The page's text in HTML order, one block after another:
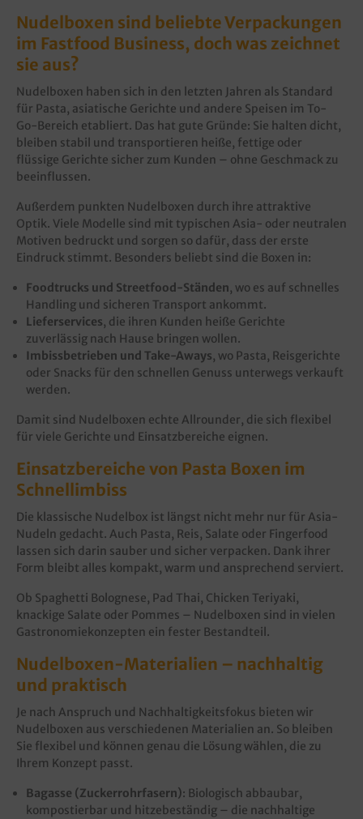
Nudelboxen sind beliebte Verpackungen
im Fastfood Business, doch was zeichnet
sie aus?
Nudelboxen haben sich in den letzten Jahren als Standard
für Pasta, asiatische Gerichte und andere Speisen im To-
Go-Bereich etabliert. Das hat gute Gründe: Sie halten dicht,
bleiben stabil und transportieren heiße, fettige oder
flüssige Gerichte sicher zum Kunden – ohne Geschmack zu
beeinflussen.
Außerdem punkten Nudelboxen durch ihre attraktive
Optik. Viele Modelle sind mit typischen Asia- oder neutralen
Motiven bedruckt und sorgen so dafür, dass der erste
Eindruck stimmt. Besonders beliebt sind die Boxen in:
Foodtrucks und Streetfood-Ständen, wo es auf schnelles
Handling und sicheren Transport ankommt.
Lieferservices, die ihren Kunden heiße Gerichte
zuverlässig nach Hause bringen wollen.
Imbissbetrieben und Take-Aways, wo Pasta, Reisgerichte
oder Snacks für den schnellen Genuss unterwegs verkauft
werden.
Damit sind Nudelboxen echte Allrounder, die sich flexibel
für viele Gerichte und Einsatzbereiche eignen.
Einsatzbereiche von Pasta Boxen im
Schnellimbiss
Die klassische Nudelbox ist längst nicht mehr nur für Asia-
Nudeln gedacht. Auch Pasta, Reis, Salate oder Fingerfood
lassen sich darin sauber und sicher verpacken. Dank ihrer
Form bleibt alles kompakt, warm und ansprechend serviert.
Ob Spaghetti Bolognese, Pad Thai, Chicken Teriyaki,
knackige Salate oder Pommes – Nudelboxen sind in vielen
Gastronomiekonzepten ein fester Bestandteil.
Nudelboxen-Materialien – nachhaltig
und praktisch
Je nach Anspruch und Nachhaltigkeitsfokus bieten wir
Nudelboxen aus verschiedenen Materialien an. So bleiben
Sie flexibel und können genau die Lösung wählen, die zu
Ihrem Konzept passt.
Bagasse (Zuckerrohrfasern): Biologisch abbaubar,
kompostierbar und hitzebeständig – die nachhaltige